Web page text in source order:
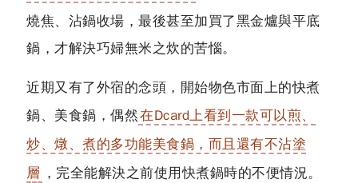
燒焦、沾鍋收場，最後甚至加買了黑金爐與平底
鍋，才解決巧婦無米之炊的苦惱。
近期又有了外宿的念頭，開始物色市面上的快煮
鍋、美食鍋，偶然在Dcard上看到一款可以煎、
炒、燉、煮的多功能美食鍋，而且還有不沾塗
層 ，完全能解決之前使用快煮鍋時的不便情況。